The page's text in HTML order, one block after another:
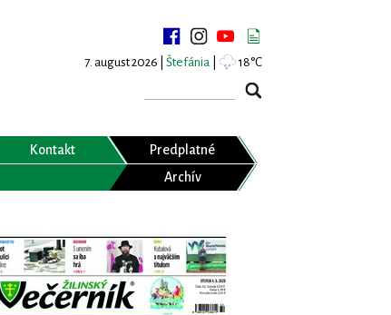
7. august 2026 | Štefánia 18°C
Kontakt
Predplatné
Archív